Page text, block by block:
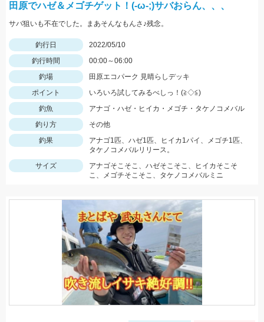
田原でハゼ＆メゴチゲット！(-ω-;)サバおらん、、、
サバ狙いも不在でした。まあそんなもんさ♪残念。
釣行日
2022/05/10
釣行時間
00:00～06:00
釣場
田原エコパーク 見晴らしデッキ
ポイント
いろいろ試してみるべしっ！(≧◇≦)
釣魚
アナゴ・ハゼ・ヒイカ・メゴチ・タケノコメバル
釣り方
その他
釣果
アナゴ1匹、ハゼ1匹、ヒイカ1パイ、メゴチ1匹、
タケノコメバルリリース。
サイズ
アナゴそこそこ、ハゼそこそこ、ヒイカそこそ
こ、メゴチそこそこ、タケノコメバルミニ